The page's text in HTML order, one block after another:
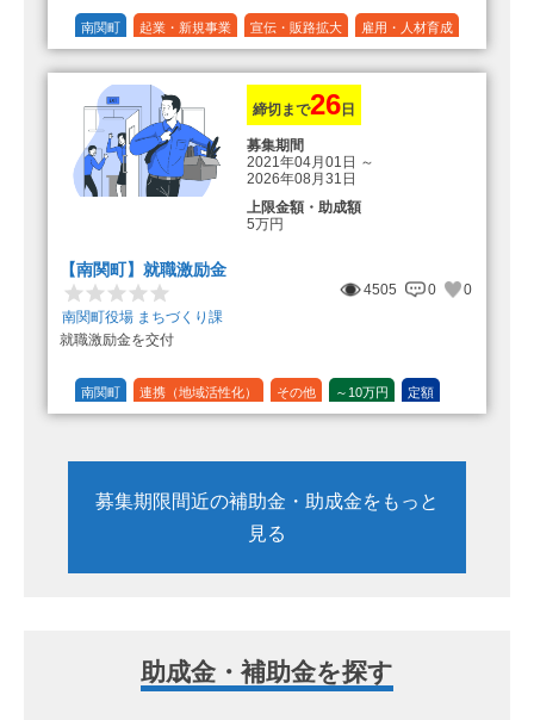
南関町 起業・新規事業 宣伝・販路拡大 雇用・人材育成
1/3 (33%)
締切まで26日
募集期間
2021年04月01日 ～
2026年08月31日
上限金額・助成額
5万円
【南関町】就職激励金
4505 0
0
南関町役場 まちづくり課
就職激励金を交付
南関町 連携（地域活性化） その他 ～10万円 定額
募集期限間近の補助金・助成金をもっと
見る
助成金・補助金を探す